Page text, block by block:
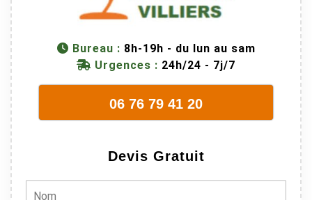
très bien leur
en plus ils
Bref, nous
Bureau : 8h-19h - du lun au sam
Urgences : 24h/24 - 7j/7
06 76 79 41 20
Devis Gratuit